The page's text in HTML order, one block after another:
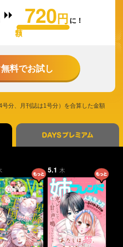
720円 に！
料でお試し
分、月刊誌は1号分）を合算した金額
DAYSプレミアム 5誌
5.1 木